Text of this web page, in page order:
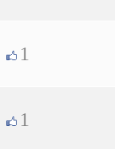
1
1